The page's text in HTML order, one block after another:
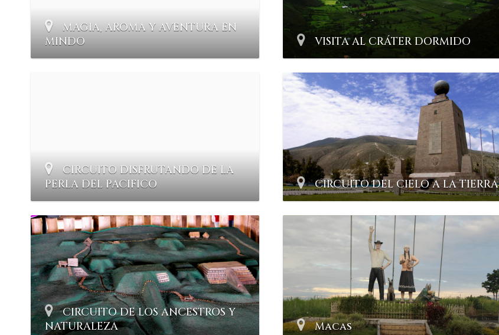
MAGIA, AROMA Y AVENTURA EN
MINDO
VISITA AL CRÁTER DORMIDO
CIRCUITO DISFRUTANDO DE LA
PERLA DEL PACIFICO
CIRCUITO DEL CIELO A LA TIERRA
CIRCUITO DE LOS ANCESTROS Y
NATURALEZA
Macas